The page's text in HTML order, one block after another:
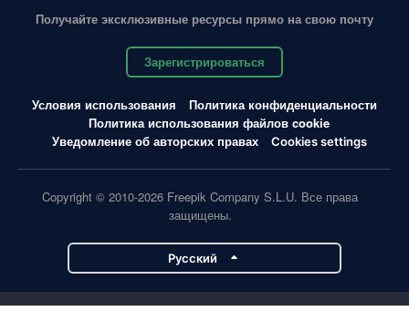
Получайте эксклюзивные ресурсы прямо на свою почту
Зарегистрироваться
Условия использования
Политика конфиденциальности
Политика использования файлов cookie
Уведомление об авторских правах
Cookies settings
Copyright © 2010-2026 Freepik Company S.L.U. Все права
защищены.
Pусский